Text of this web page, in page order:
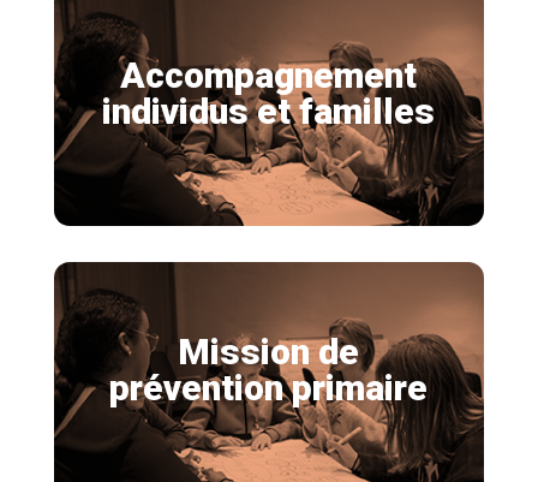
Accompagnement
individus et familles
Mission de
prévention primaire